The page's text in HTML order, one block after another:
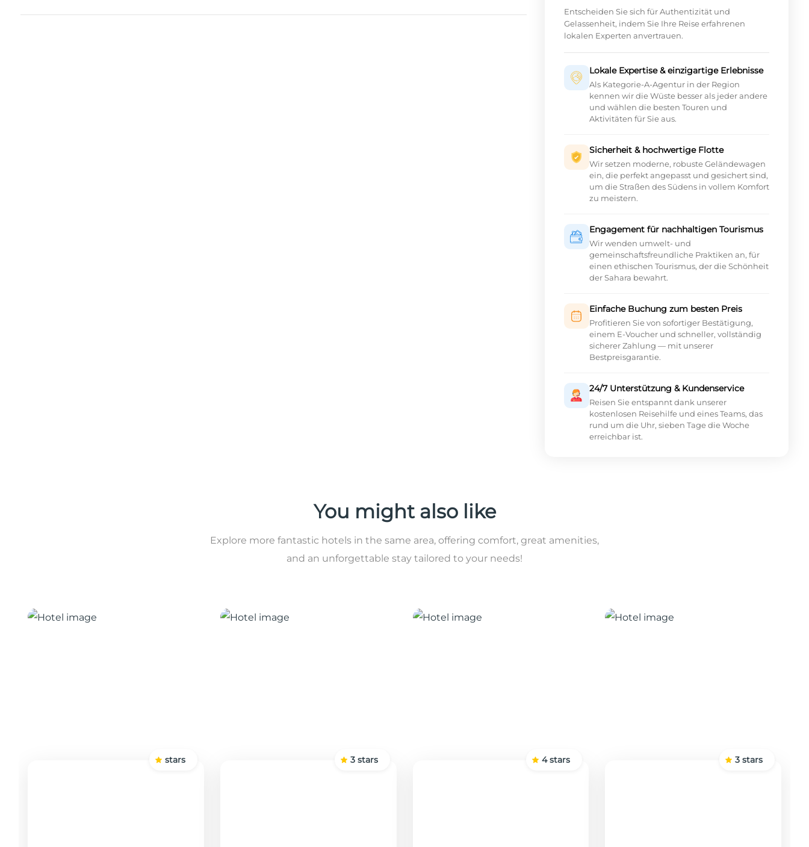
Entscheiden Sie sich für Authentizität und
Gelassenheit, indem Sie Ihre Reise erfahrenen
lokalen Experten anvertrauen.
Lokale Expertise & einzigartige Erlebnisse
Als Kategorie-A-Agentur in der Region
kennen wir die Wüste besser als jeder andere
und wählen die besten Touren und
Aktivitäten für Sie aus.
Sicherheit & hochwertige Flotte
Wir setzen moderne, robuste Geländewagen
ein, die perfekt angepasst und gesichert sind,
um die Straßen des Südens in vollem Komfort
zu meistern.
Engagement für nachhaltigen Tourismus
Wir wenden umwelt- und
gemeinschaftsfreundliche Praktiken an, für
einen ethischen Tourismus, der die Schönheit
der Sahara bewahrt.
Einfache Buchung zum besten Preis
Profitieren Sie von sofortiger Bestätigung,
einem E-Voucher und schneller, vollständig
sicherer Zahlung — mit unserer
Bestpreisgarantie.
24/7 Unterstützung & Kundenservice
Reisen Sie entspannt dank unserer
kostenlosen Reisehilfe und eines Teams, das
rund um die Uhr, sieben Tage die Woche
erreichbar ist.
You might also like
Explore more fantastic hotels in the same area, offering comfort, great amenities,
and an unforgettable stay tailored to your needs!
stars 3 stars 4 stars 3 stars